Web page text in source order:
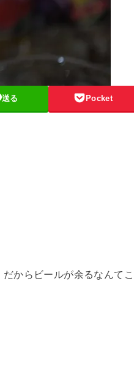
送る Pocket
からビールが余るなんてこ